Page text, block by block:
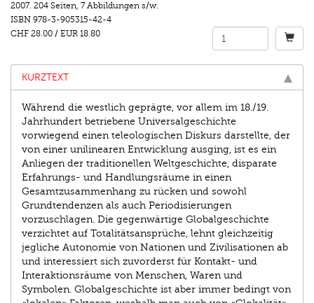
2007. 204 Seiten, 7 Abbildungen s/w.
ISBN 978-3-905315-42-4
CHF 28.00 / EUR 18.80
KURZTEXT
Während die westlich geprägte, vor allem im 18./19.
Jahrhundert betriebene Universalgeschichte
vorwiegend einen teleologischen Diskurs darstellte, der
von einer unilinearen Entwicklung ausging, ist es ein
Anliegen der traditionellen Weltgeschichte, disparate
Erfahrungs- und Handlungsräume in einen
Gesamtzusammenhang zu rücken und sowohl
Grundtendenzen als auch Periodisierungen
vorzuschlagen. Die gegenwärtige Globalgeschichte
verzichtet auf Totalitätsansprüche, lehnt gleichzeitig
jegliche Autonomie von Nationen und Zivilisationen ab
und interessiert sich zuvorderst für Kontakt- und
Interaktionsräume von Menschen, Waren und
Symbolen. Globalgeschichte ist aber immer bedingt von